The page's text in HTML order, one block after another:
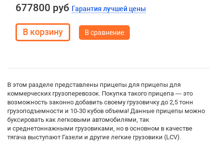
677800 руб Гарантия лучшей цены
В сравнение
В этом разделе представлены прицепы для прицепы для
коммерческих грузоперевозок. Покупка такого прицепа — это
возможность законно добавить своему грузовичку до 2,5 тонн
грузоподъемности и 10-30 кубов объема! Данные прицепы можно
буксировать как легковыми автомобилями, так
и среднетоннажными грузовиками, но в основном в качестве
тягача выступают Газели и другие легкие грузовики (LCV).